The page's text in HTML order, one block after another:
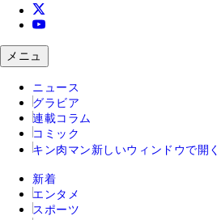
メニュ
ニュース
グラビア
連載コラム
コミック
キン肉マン 新しいウィンドウで開く
新着
エンタメ
スポーツ